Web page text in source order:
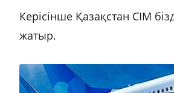
Керісінше Қазақстан СІМ
жатыр.